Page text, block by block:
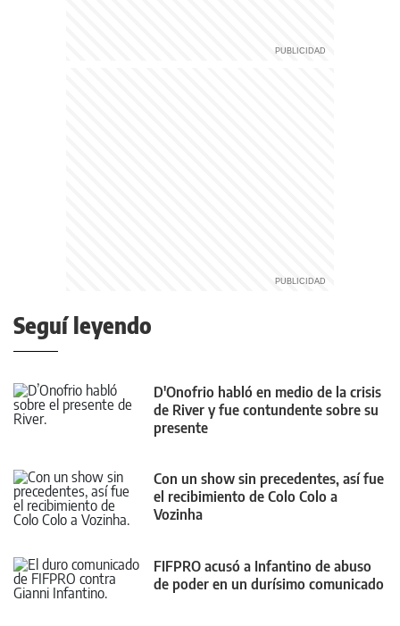
Seguí leyendo
D'Onofrio habló en medio de la crisis
de River y fue contundente sobre su
presente
Con un show sin precedentes, así fue
el recibimiento de Colo Colo a
Vozinha
FIFPRO acusó a Infantino de abuso
de poder en un durísimo comunicado